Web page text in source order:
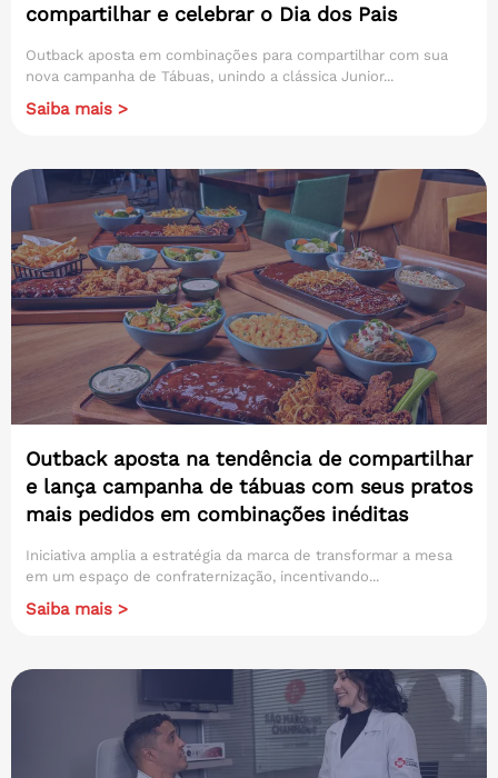
compartilhar e celebrar o Dia dos Pais
Outback aposta em combinações para compartilhar com sua
nova campanha de Tábuas, unindo a clássica Junior...
Saiba mais >
Outback aposta na tendência de compartilhar
e lança campanha de tábuas com seus pratos
mais pedidos em combinações inéditas
Iniciativa amplia a estratégia da marca de transformar a mesa
em um espaço de confraternização, incentivando...
Saiba mais >